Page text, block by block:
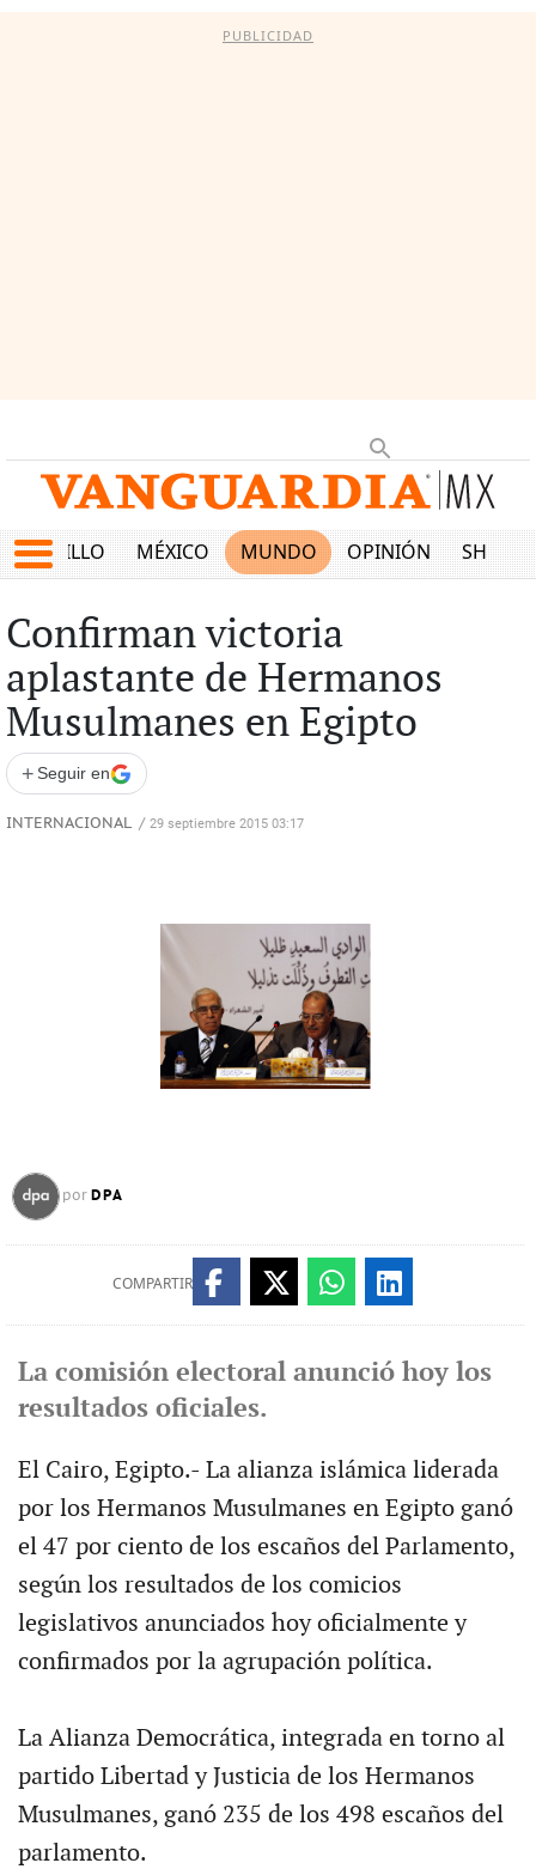
PUBLICIDAD
SALTILLO MÉXICO MUNDO OPINIÓN SHOW
Confirman victoria
aplastante de Hermanos
Musulmanes en Egipto
+ Seguir en
INTERNACIONAL / 29 septiembre 2015 03:17
por DPA
COMPARTIR
La comisión electoral anunció hoy los
resultados oficiales.
El Cairo, Egipto.- La alianza islámica liderada
por los Hermanos Musulmanes en Egipto ganó
el 47 por ciento de los escaños del Parlamento,
según los resultados de los comicios
legislativos anunciados hoy oficialmente y
confirmados por la agrupación política.
La Alianza Democrática, integrada en torno al
partido Libertad y Justicia de los Hermanos
Musulmanes, ganó 235 de los 498 escaños del
parlamento.